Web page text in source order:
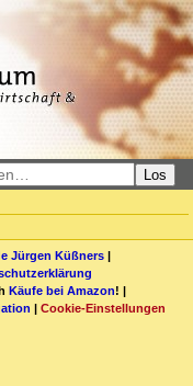
Los
Jürgen Küßners |
Käufe bei Amazon! |
| Cookie-Einstellungen